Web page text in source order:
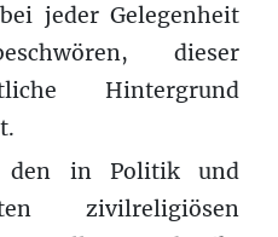
jeder Gelegenheit
dieser
Hintergrund
den in Politik und
zivilreligiösen